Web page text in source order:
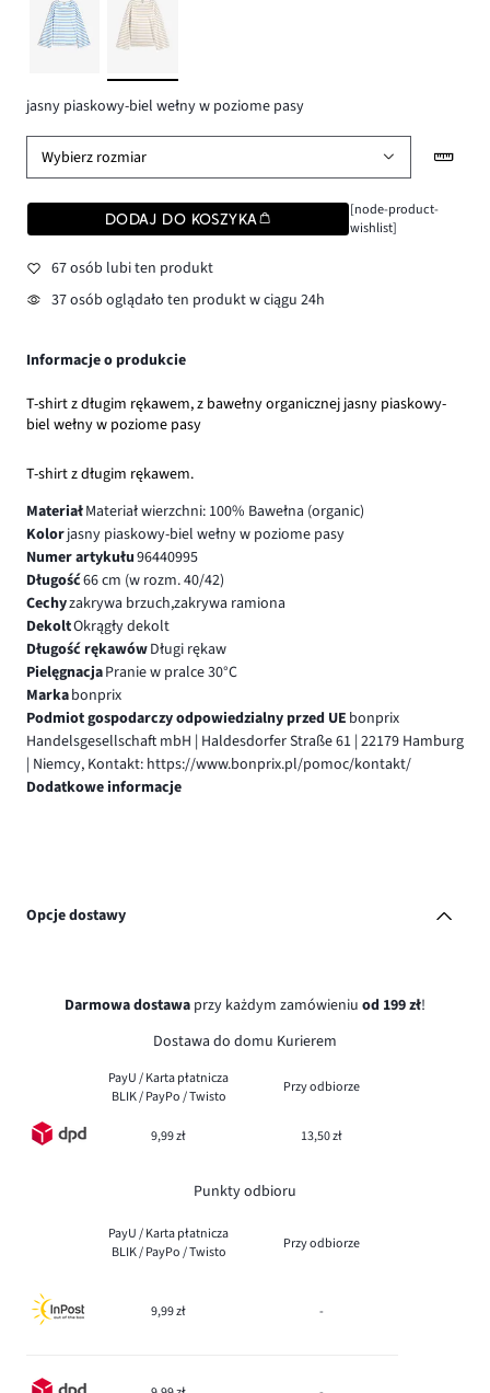
jasny piaskowy-biel wełny w poziome pasy
Wybierz rozmiar
DODAJ DO KOSZYKA
[node-product-
wishlist]
67 osób lubi ten produkt
37 osób oglądało ten produkt w ciągu 24h
Informacje o produkcie
T-shirt z długim rękawem, z bawełny organicznej jasny piaskowy-
biel wełny w poziome pasy
T-shirt z długim rękawem.
MateriałMateriał wierzchni: 100% Bawełna (organic)
Kolorjasny piaskowy-biel wełny w poziome pasy
Numer artykułu96440995
Długość66 cm (w rozm. 40/42)
Cechyzakrywa brzuch,zakrywa ramiona
DekoltOkrągły dekolt
Długość rękawówDługi rękaw
PielęgnacjaPranie w pralce 30°C
Markabonprix
Podmiot gospodarczy odpowiedzialny przed UE bonprix
Handelsgesellschaft mbH | Haldesdorfer Straße 61 | 22179 Hamburg
| Niemcy, Kontakt: https://www.bonprix.pl/pomoc/kontakt/
Dodatkowe informacje
Opcje dostawy
Darmowa dostawa przy każdym zamówieniu od 199 zł!
Dostawa do domu Kurierem
PayU / Karta płatnicza
BLIK / PayPo / Twisto
Przy odbiorze
9,99 zł 13,50 zł
Punkty odbioru
PayU / Karta płatnicza
BLIK / PayPo / Twisto
Przy odbiorze
9,99 zł -